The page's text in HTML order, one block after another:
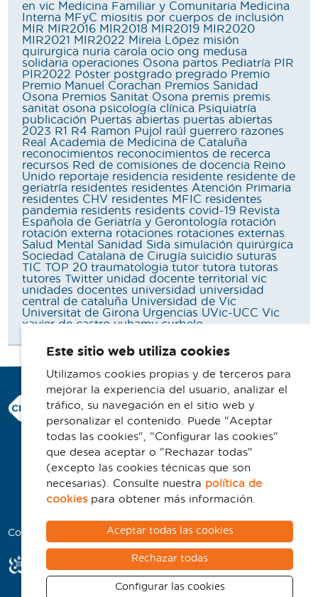
en vic Medicina Familiar y Comunitaria Medicina
Interna MFyC miositis por cuerpos de inclusión
MIR MIR2016 MIR2018 MIR2019 MIR2020
MIR2021
MIR2022 Mireia López misión
quirurgica nuria carola ocio ong medusa
solidaria operaciones Osona partos Pediatría PIR
PIR2022 Póster postgrado pregrado Premio
Premio Manuel Corachan Premios Sanidad
Osona Premios Sanitat Osona premis premis
sanitat osona psicología clínica Psiquiatría
publicación Puertas abiertas puertas abiertas
2023 R1 R4 Ramon Pujol raúl guerrero razones
Real Academia de Medicina de Cataluña
reconocimientos reconocimientos de recerca
recursos Red de comisiones de docencia Reino
Unido reportaje residencia residente residente de
geriatría residentes residentes Atención Primaria
residentes CHV residentes MFIC residentes
pandemia residents residents covid-19 Revista
Española de Geriatría y Gerontología rotación
rotación externa rotaciones rotaciones externas
Salud Mental
Sanidad Sida simulación quirúrgica
Sociedad Catalana de Cirugía suicidio suturas
TIC TOP 20 traumatologia tutor tutora tutoras
tutores Twitter unidad docente territorial vic
unidades docentes universidad universidad
central de cataluña Universidad de Vic
Universitat de Girona Urgencias UVic-UCC Vic
xavier de castro yuhamy curbelo
Consorci Hospitalari de Vic
Carrer Francesc Pla 'El Vigatà', 1
08500 Vic
Telefono 93 702 77 16
Contacto
Aviso legal
Política de cookies
Colaboradores
Este sitio web utiliza cookies
Utilizamos cookies propias y de terceros para
mejorar la experiencia del usuario, analizar el
tráfico, su navegación en el sitio web y
personalizar el contenido. Puede "Aceptar
todas las cookies", "Configurar las cookies"
que desea aceptar o "Rechazar todas"
(excepto las cookies técnicas que son
necesarias). Consulte nuestra política de
cookiespara obtener más información.
Aceptar todas las cookies
Rechazar todas
Configurar las cookies